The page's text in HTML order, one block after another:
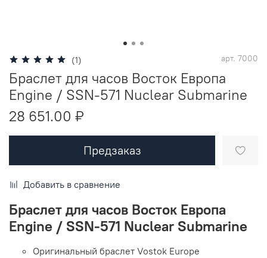
(1) арт. 7000
Браслет для часов Восток Европа
Engine / SSN-571 Nuclear Submarine
28 651.00 ₽
Предзаказ
Добавить в сравнение
Браслет для часов Восток Европа
Engine / SSN-571 Nuclear Submarine
Оригинальный браслет Vostok Europe